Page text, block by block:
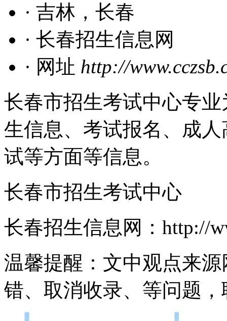
· 吉林，长春
· 长春招生信息网
· 网址 http://
长春市招生考试中心专
生信息、考试报名、成
试等方面等信息。
长春市招生考试中心
长春招生信息网：http://
温馨提醒：文中观点来
错、取消收录、等问题